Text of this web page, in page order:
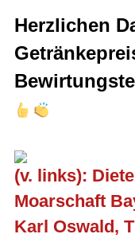
Herzlichen
(v. links):
Moarschaft
Karl Oswald,